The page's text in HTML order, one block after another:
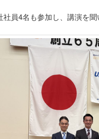
員4名も参加し、講演を聞